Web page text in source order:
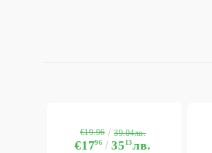
€1796 3513лв.
€19.96 39.04лв.